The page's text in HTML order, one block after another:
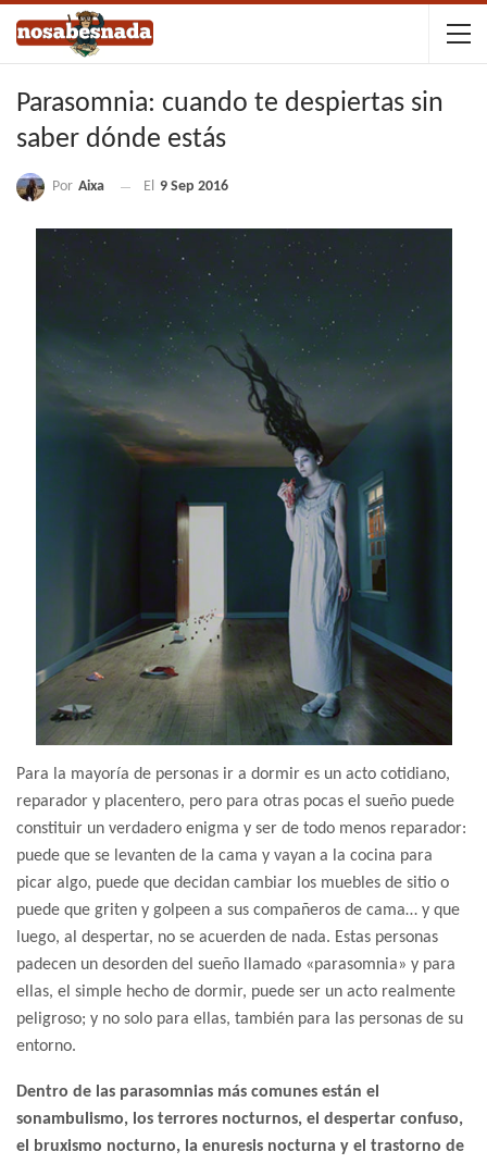
Parasomnia: cuando te despiertas sin
saber dónde estás
Por Aixa El 9 Sep 2016
Para la mayoría de personas ir a dormir es un acto cotidiano,
reparador y placentero, pero para otras pocas el sueño puede
constituir un verdadero enigma y ser de todo menos reparador:
puede que se levanten de la cama y vayan a la cocina para
picar algo, puede que decidan cambiar los muebles de sitio o
puede que griten y golpeen a sus compañeros de cama… y que
luego, al despertar, no se acuerden de nada. Estas personas
padecen un desorden del sueño llamado «parasomnia» y para
ellas, el simple hecho de dormir, puede ser un acto realmente
peligroso; y no solo para ellas, también para las personas de su
entorno.
Dentro de las parasomnias más comunes están el
sonambulismo, los terrores nocturnos, el despertar confuso,
el bruxismo nocturno, la enuresis nocturna y el trastorno de